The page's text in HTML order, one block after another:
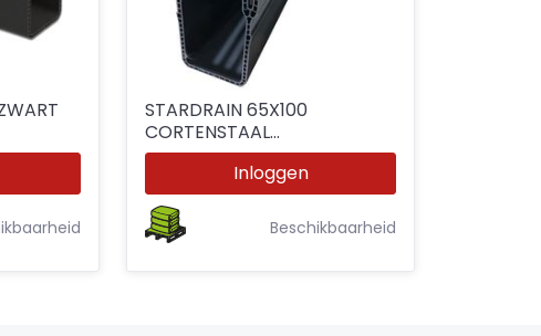
STARDRAIN 65X100
CORTENSTAAL
DESIGNROOSTER 1M
Inloggen
Beschikbaarheid